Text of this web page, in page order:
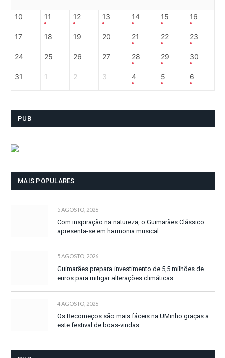
10 11 12 13 14 15 16
17 18 19 20 21 22 23
24 25 26 27 28 29 30
31 1 2 3 4 5 6
PUB
MAIS POPULARES
5 AGOSTO, 2026
Com inspiração na natureza, o Guimarães Clássico
apresenta-se em harmonia musical
5 AGOSTO, 2026
Guimarães prepara investimento de 5,5 milhões de
euros para mitigar alterações climáticas
4 AGOSTO, 2026
Os Recomeços são mais fáceis na UMinho graças a
este festival de boas-vindas